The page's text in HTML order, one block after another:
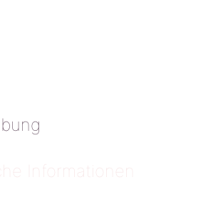
Informationen